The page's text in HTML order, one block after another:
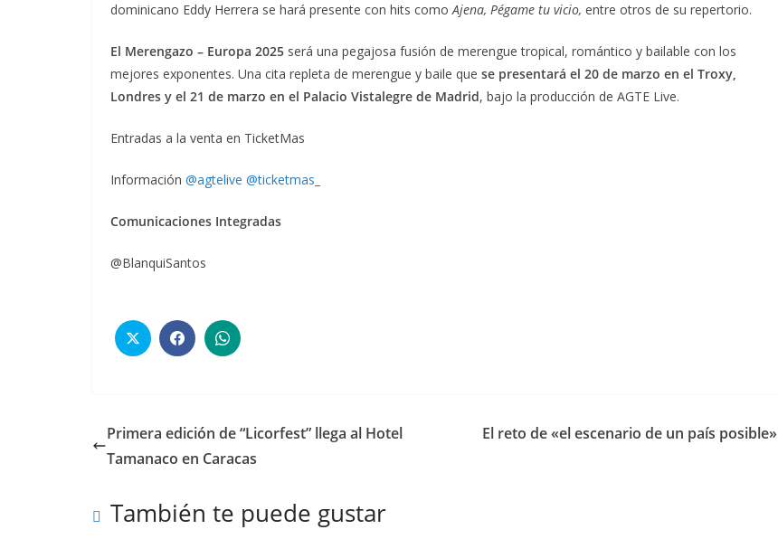
dominicano Eddy Herrera se hará presente con hits comoAjena, Pégame tu vicio, entre otros de su repertorio.
El Merengazo – Europa 2025 será una pegajosa fusión de merengue tropical, romántico y bailable con los
mejores exponentes. Una cita repleta de merengue y baile que se presentará el 20 de marzo en el Troxy,
Londres y el 21 de marzo en el Palacio Vistalegre de Madrid, bajo la producción de AGTE Live.
Entradas a la venta en TicketMas
Información @agtelive @ticketmas_
Comunicaciones Integradas
@BlanquiSantos
Primera edición de “Licorfest” llega al Hotel
Tamanaco en Caracas
El reto de «el escenario de un país posible»
También te puede gustar